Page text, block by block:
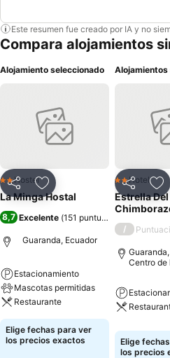
Este resumen fue creado por IA y no
Compara alojamientos
Alojamiento seleccionado
CompartirAgregar a favoritos
2 Estrellas
Hostel
La Minga Hostal
8,7 Excelente (151 puntuaciones
Guaranda, Ecuador
Estacionamiento
Mascotas permitidas
Restaurante
Elige fechas para ver
los precios exactos
Compartir
2 Estrellas
Hotel
Estrella Del
/
Centro de
Elige
los precios